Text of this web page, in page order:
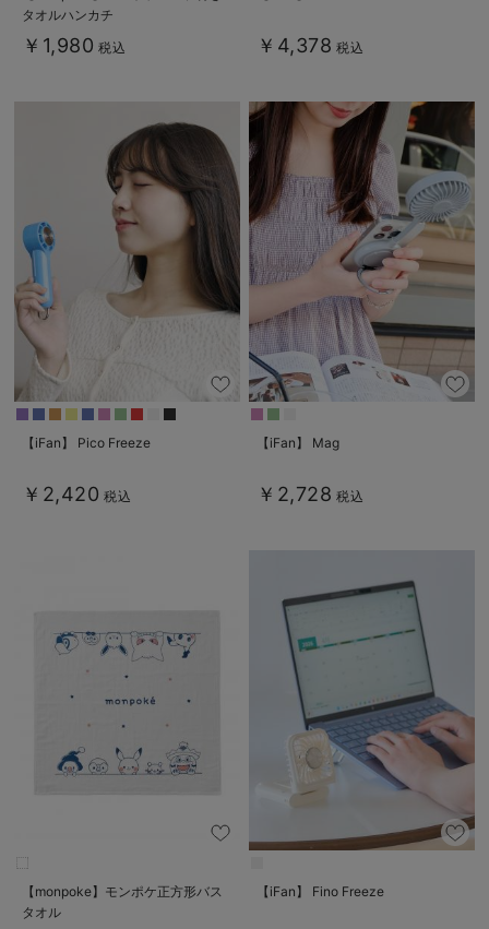
タオルハンカチ
￥1,980 税込 ￥4,378 税込
【iFan】 Pico Freeze
￥2,420 税込
【iFan】 Mag
￥2,728 税込
【monpoke】モンポケ正方形バス
タオル
【iFan】 Fino Freeze